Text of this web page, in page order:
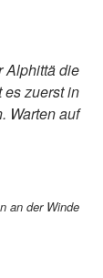
Alphittä die
zuerst in
Warten auf
an der Winde